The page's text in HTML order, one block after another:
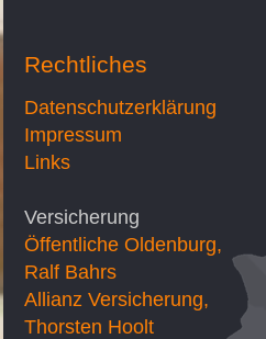
Rechtliches
Datenschutzerklärung
Impressum
Links
Versicherung
Öffentliche Oldenburg,
Ralf Bahrs
Allianz Versicherung,
Thorsten Hoolt